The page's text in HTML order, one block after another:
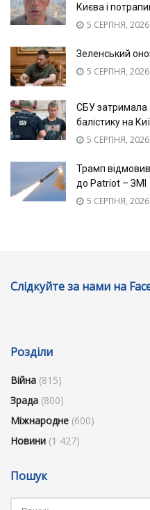
Києва і
5 СЕРПНЯ, 2026
Зеленський
5 СЕРПНЯ, 2026
СБУ затримала
балістику на
5 СЕРПНЯ, 2026
Трамп
до Patriot – ЗМІ
5 СЕРПНЯ, 2026
Слідкуйте за нами на
Розділи
Війна (815)
Зрада (800)
Міжнародне (600)
Новини (1 427)
Пошук